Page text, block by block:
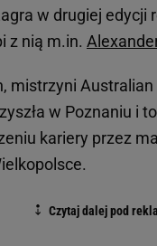
w drugiej
z nią m.in.
mistrzyni
w Poznaniu i
kariery przez